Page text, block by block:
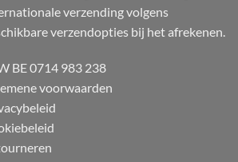
verzending volgens
verzendopties bij het afrekenen.
BE 0714 983 238
voorwaarden